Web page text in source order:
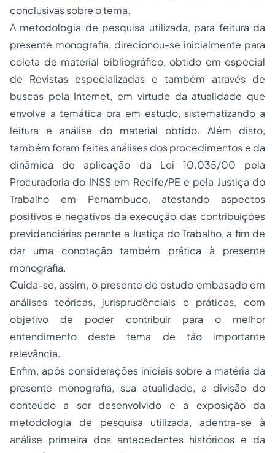
conclusivas sobre o tema.
A metodologia de pesquisa utilizada, para feitura da
presente monografia, direcionou-se inicialmente para
coleta de material bibliográfico, obtido em especial
de Revistas especializadas e também através de
buscas pela Internet, em virtude da atualidade que
envolve a temática ora em estudo, sistematizando a
leitura e análise do material obtido. Além disto,
também foram feitas análises dos procedimentos e da
dinâmica de aplicação da Lei 10.035/00 pela
Procuradoria do INSS em Recife/PE e pela Justiça do
Trabalho em Pernambuco, atestando aspectos
positivos e negativos da execução das contribuições
previdenciárias perante a Justiça do Trabalho, a fim de
dar uma conotação também prática à presente
monografia.
Cuida-se, assim, o presente de estudo embasado em
análises teóricas, jurisprudênciais e práticas, com
objetivo de poder contribuir para o melhor
entendimento deste tema de tão importante
relevância.
Enfim, após considerações iniciais sobre a matéria da
presente monografia, sua atualidade, a divisão do
conteúdo a ser desenvolvido e a exposição da
metodologia de pesquisa utilizada, adentra-se à
análise primeira dos antecedentes históricos e da